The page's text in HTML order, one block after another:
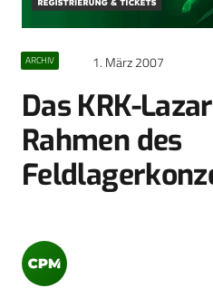
ARCHIV 1. März 2007
Das KRK-
Rahmen des